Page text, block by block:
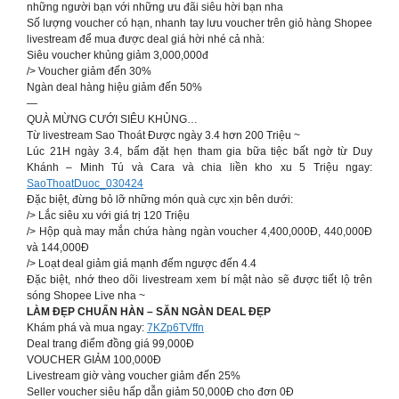
những người bạn với những ưu đãi siêu hời bạn nha
Số lượng voucher có hạn, nhanh tay lưu voucher trên giỏ hàng Shopee
livestream để mua được deal giá hời nhé cả nhà:
Siêu voucher khủng giảm 3,000,000đ
/> Voucher giảm đến 30%
Ngàn deal hàng hiệu giảm đến 50%
—
QUÀ MỪNG CƯỚI SIÊU KHỦNG…
Từ livestream Sao Thoát Được ngày 3.4 hơn 200 Triệu ~
Lúc 21H ngày 3.4, bấm đặt hẹn tham gia bữa tiệc bất ngờ từ Duy
Khánh – Minh Tú và Cara và chia liền kho xu 5 Triệu ngay:
SaoThoatDuoc_030424
Đặc biệt, đừng bỏ lỡ những món quà cực xịn bên dưới:
/> Lắc siêu xu với giá trị 120 Triệu
/> Hộp quà may mắn chứa hàng ngàn voucher 4,400,000Đ, 440,000Đ
và 144,000Đ
/> Loạt deal giảm giá mạnh đếm ngược đến 4.4
Đặc biệt, nhớ theo dõi livestream xem bí mật nào sẽ được tiết lộ trên
sóng Shopee Live nha ~
LÀM ĐẸP CHUẨN HÀN – SĂN NGÀN DEAL ĐẸP
Khám phá và mua ngay: 7KZp6TVffn
Deal trang điểm đồng giá 99,000Đ
VOUCHER GIẢM 100,000Đ
Livestream giờ vàng voucher giảm đến 25%
Seller voucher siêu hấp dẫn giảm 50,000Đ cho đơn 0Đ